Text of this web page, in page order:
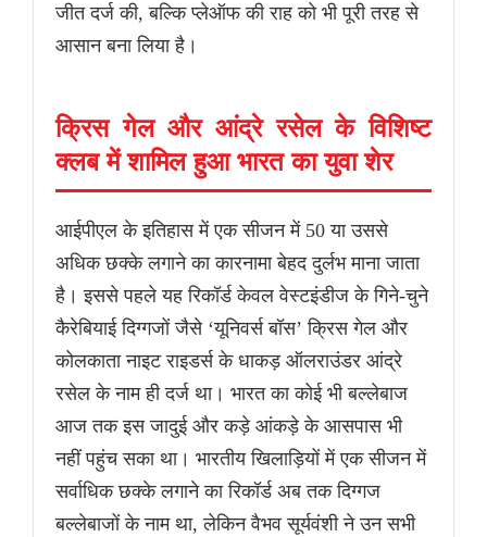
जीत दर्ज की, बल्कि प्लेऑफ की राह को भी पूरी तरह से
आसान बना लिया है।
क्रिस गेल और आंद्रे रसेल के विशिष्ट
क्लब में शामिल हुआ भारत का युवा शेर
आईपीएल के इतिहास में एक सीजन में 50 या उससे
अधिक छक्के लगाने का कारनामा बेहद दुर्लभ माना जाता
है। इससे पहले यह रिकॉर्ड केवल वेस्टइंडीज के गिने-चुने
कैरेबियाई दिग्गजों जैसे ‘यूनिवर्स बॉस’ क्रिस गेल और
कोलकाता नाइट राइडर्स के धाकड़ ऑलराउंडर आंद्रे
रसेल के नाम ही दर्ज था। भारत का कोई भी बल्लेबाज
आज तक इस जादुई और कड़े आंकड़े के आसपास भी
नहीं पहुंच सका था। भारतीय खिलाड़ियों में एक सीजन में
सर्वाधिक छक्के लगाने का रिकॉर्ड अब तक दिग्गज
बल्लेबाजों के नाम था, लेकिन वैभव सूर्यवंशी ने उन सभी